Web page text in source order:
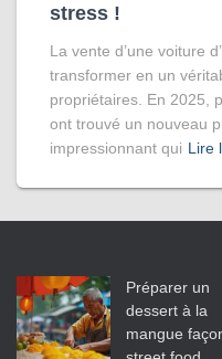
stress !
La vente d’une voiture
transformer en un
propriétaires. En 2025,
ont trouvé un nouveau
impressionnant qui Lire
Préparer un
dessert à la
mangue